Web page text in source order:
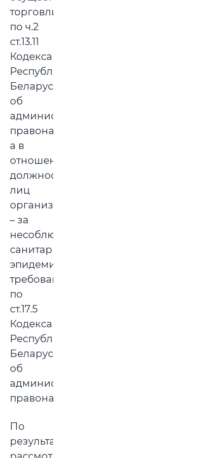
торговли
по ч.2
ст.13.11
Кодекса
Республики
Беларусь
об
административных
правонарушениях,
а в
отношении
должностных
лиц
организаций
– за
несоблюдение
санитарно-
эпидемиологических
требований
по
ст.17.5
Кодекса
Республики
Беларусь
об
административных
правонарушениях.
По
результатам